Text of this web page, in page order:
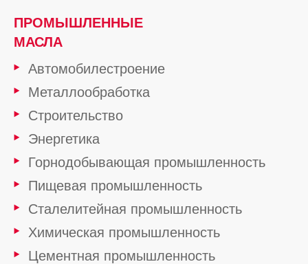
ПРОМЫШЛЕННЫЕ
МАСЛА
Автомобилестроение
Металлообработка
Строительство
Энергетика
Горнодобывающая промышленность
Пищевая промышленность
Сталелитейная промышленность
Химическая промышленность
Цементная промышленность